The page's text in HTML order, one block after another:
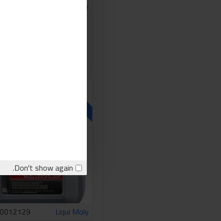
Don't show again.
Liqui Moly
غير متوفر
Liqui Moly